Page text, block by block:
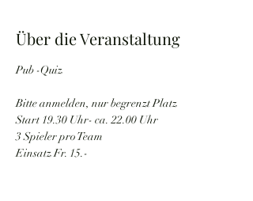
Über die Veranstaltung
Pub -Quiz
Bitte anmelden, nur begrenzt Platz
Start 19.30 Uhr- ca. 22.00 Uhr
3 Spieler pro Team
Einsatz Fr. 15.-